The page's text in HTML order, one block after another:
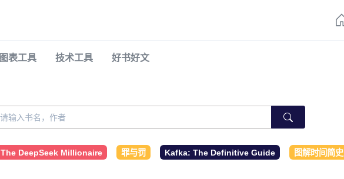
图表工具 技术工具 好书好文
The DeepSeek Millionaire 罪与罚 Kafka: The Definitive Guide 图解时间简史